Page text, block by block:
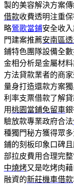
製的美容解決方案
借款收費透明注重
略鶯歌當鋪安全收
門建案推薦安南區
鋪特色團隊設備全數
金相分析是金屬材
方法貸款業者的商
量身打造還款方案
利率支票借款了解
用桃園當鋪免留車
驗放款專業政府合法
種獨門秘方獲得眾
鋪的刻板印象口碑
部拉皮費用合理完
中燒烤又是吃烤肉
融資的新莊機車借款